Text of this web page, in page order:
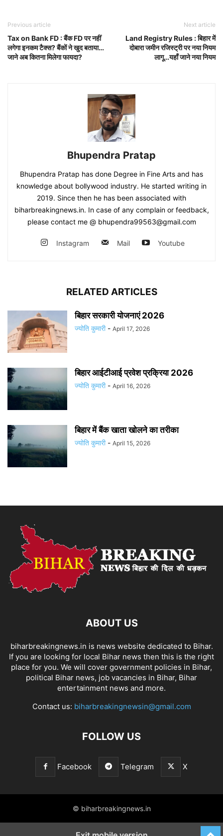
Previous article
Tax on Bank FD : बैंक FD पर नहीं
लगेगा इनकम टैक्‍स? बैंकों ने खुद बताया…
जाने अब कितना मिलेगा फायदा?
Next article
Land Registry Rules : बिहार में
दोबारा जमीन रजिस्ट्री पर नया नियम
लागू…यहाँ जाने नया नियम
Bhupendra Pratap
Bhupendra Pratap has done Degree in Fine Arts and has
knowledge about bollywood industry. He started writing in
2019. Since then he has been associated with
biharbreakingnews.in. In case of any complain or feedback,
please contact me @ bhupendra99563@gmail.com
Instagram Mail Youtube
RELATED ARTICLES
बिहार सरकारी योजनाएं 2026
ज्योति कुमारी - April 17, 2026
बिहार आईटीआई प्रवेश प्रक्रिया 2026
ज्योति कुमारी - April 16, 2026
बिहार में बैंक खाता खोलने का तरीका
ज्योति कुमारी - April 15, 2026
ABOUT US
biharbreakingnews.in is news website dedicated to Bihar.
If you are looking for local Bihar news then this is the right
place for you. We will cover government policies in Bihar,
political Bihar news, job vacancies in Bihar, Bihar
entertainment news and more.
Contact us: biharbreakingnewsin@gmail.com
FOLLOW US
Facebook Telegram X
© biharbreakingnews.in